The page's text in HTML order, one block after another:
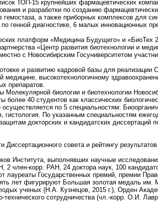
ТОП-15 крупнейших фармацевтических
и разработки по созданию
а также приборных комплексов для
по генной диагностике, 6 малых инновационных
платформ «Медицина Будущего» и
«Центр развития биотехнологии и
с Новосибирским Госуниверситетом
и развитию кадровой базы для реализации
медицине, высокотехнологичному
препаратов.
биологии и биотехнологии
40 студентов как классических
осуществляется по 5 специальностям:
гистология. По указанным специальностям
докторских и кандидатских
Диссертационного совета и рейтингу
Института, выполнявших научные
2 член-корр. РАН, 24 доктора наук, 100
лауреаты Государственных премий, премии
лет фигурируют Большая золотая медаль
ученых (Н.А. Кузнецов, 2015 г.), Орден
технического сотрудничества (чл.-корр. О.И.